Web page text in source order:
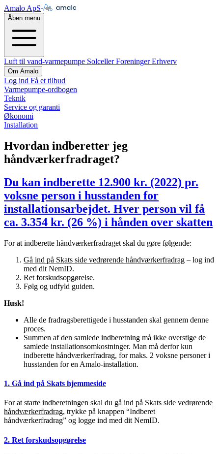
Amalo ApS
Åben menu
Luft til vand-varmepumpe SolcellerForeningerErhverv
Om Amalo
Log ind Få et tilbud
Varmepumpe-ordbogen
Teknik
Service og garanti
Økonomi
Installation
Hvordan indberetter jeg
håndværkerfradraget?
Du kan indberette 12.900 kr. (2022) pr.
voksne person i husstanden for
installationsarbejdet. Hver person vil få
ca. 3.354 kr. (26 %) i hånden over skatten
For at indberette håndværkerfradraget skal du gøre følgende:
Gå ind på Skats side vedrørende håndværkerfradrag – log ind
med dit NemID.
Ret forskudsopgørelse.
Følg og udfyld guiden.
Husk!
Alle de fradragsberettigede i husstanden skal gennem denne
proces.
Summen af den samlede indberetning må ikke overstige de
samlede installationsomkostninger. Man må derfor kun
indberette håndværkerfradrag, for maks. 2 voksne personer i
husstanden for en Amalo-installation.
1. Gå ind på Skats hjemmeside
For at starte indberetningen skal du gå ind på Skats side vedrørende
håndværkerfradrag, trykke på knappen “Indberet
håndværkerfradrag” og logge ind med dit NemID.
2. Ret forskudsopgørelse